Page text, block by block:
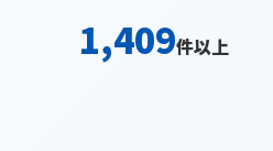
1,409件以上